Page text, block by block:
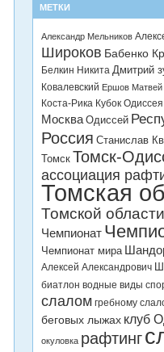
МЕТКИ
Александр Мельников
Широков Бабенко
Белкин Никита Дмитрий
Ковалевский Ершов Матвей
Коста-Рика Кубок
Москва Одиссей
Россия Станислав
Томск Томск-
ассоциация
Томская
Томской области
Чемпионат
Чемпионат мира
Алексей Александрович
биатлон водные виды
слалом гребному
беговых лыжах клуб
окуловка рафтинг